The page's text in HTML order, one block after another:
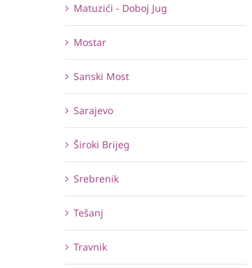
Matuzići - Doboj Jug
Mostar
Sanski Most
Sarajevo
Široki Brijeg
Srebrenik
Tešanj
Travnik